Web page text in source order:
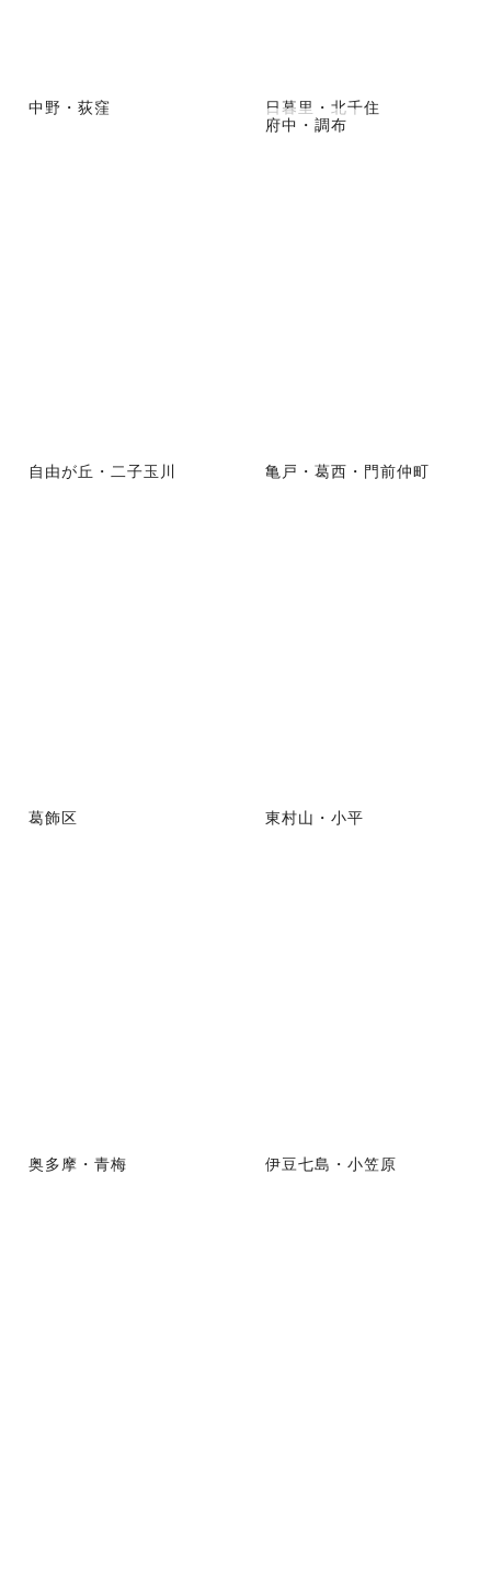
中野・荻窪
日暮里・北千住
府中・調布
自由が丘・二子玉川 亀戸・葛西・門前仲町
葛飾区 東村山・小平
奥多摩・青梅 伊豆七島・小笠原